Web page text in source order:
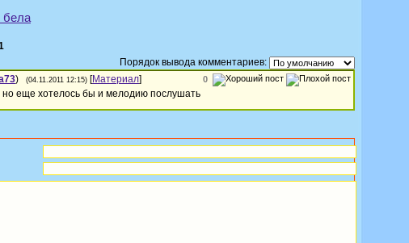
бела
Порядок вывода комментариев:
0
) (04.11.2011 12:15) [Материал]
еще хотелось бы и мелодию послушать